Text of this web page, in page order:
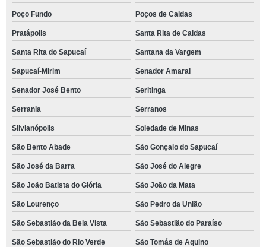
Poço Fundo Poços de Caldas
Pratápolis Santa Rita de Caldas
Santa Rita do Sapucaí Santana da Vargem
Sapucaí-Mirim Senador Amaral
Senador José Bento Seritinga
Serrania Serranos
Silvianópolis Soledade de Minas
São Bento Abade São Gonçalo do Sapucaí
São José da Barra São José do Alegre
São João Batista do Glória São João da Mata
São Lourenço São Pedro da União
São Sebastião da Bela Vista São Sebastião do Paraíso
São Sebastião do Rio Verde São Tomás de Aquino